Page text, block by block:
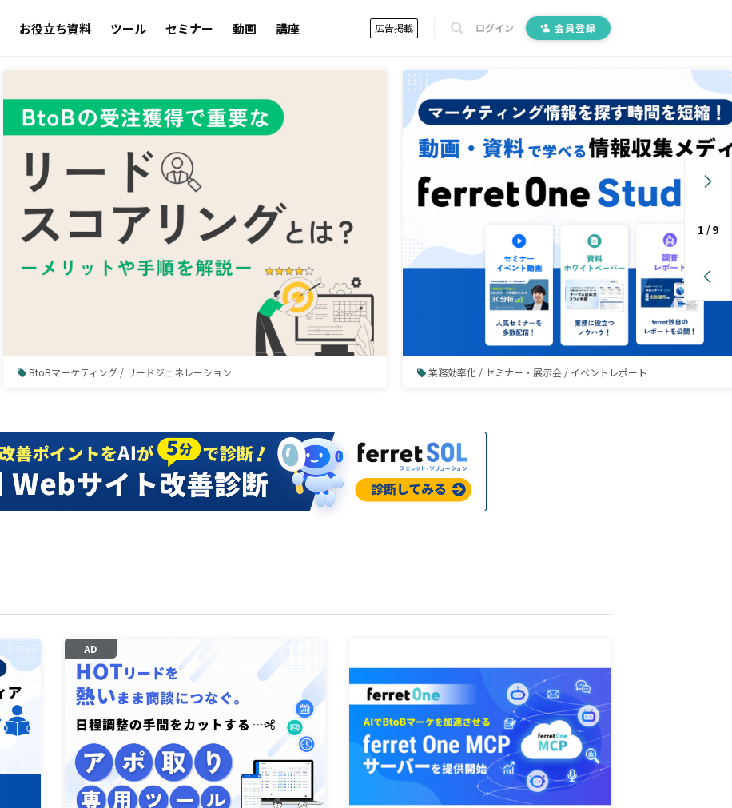
お役立ち資料 ツール セミナー 動画 講座 広告掲載 ログイン 会員登録
BtoBマーケティング / リードジェネレーション 業務効率化 / セミナー・展示会 / イベントレポート
1 / 9
AD